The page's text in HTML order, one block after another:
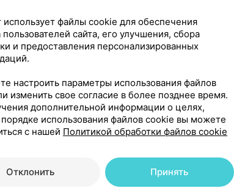
внутрь [малина], 12 г ×30, Олимп
использует файлы cookie для обеспечения
пользователей сайта, его улучшения, сбора
и предоставления персонализированных
настроить параметры использования файлов
изменить свое согласие в более позднее время.
дополнительной информации о целях,
порядке использования файлов cookie вы можете
с нашей Политикой обработки файлов cookie
Отклонить Принять